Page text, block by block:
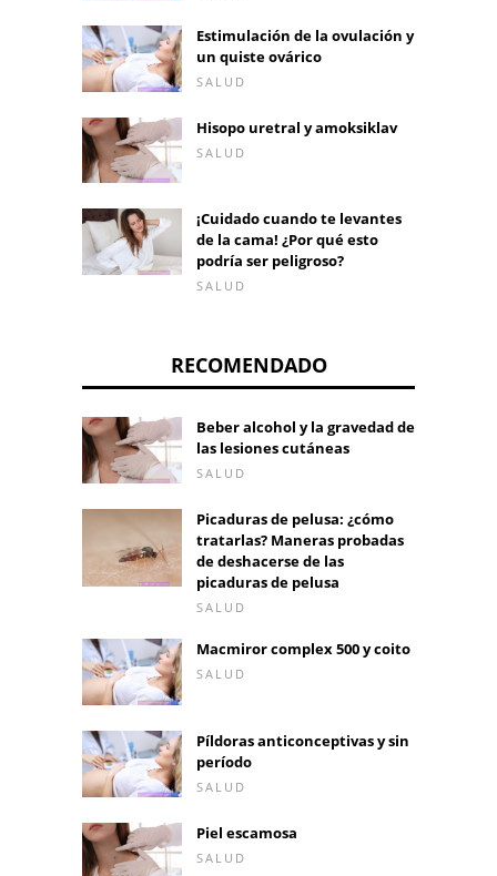
Estimulación de la ovulación y
un quiste ovárico
SALUD
Hisopo uretral y amoksiklav
SALUD
¡Cuidado cuando te levantes
de la cama! ¿Por qué esto
podría ser peligroso?
SALUD
RECOMENDADO
Beber alcohol y la gravedad de
las lesiones cutáneas
SALUD
Picaduras de pelusa: ¿cómo
tratarlas? Maneras probadas
de deshacerse de las
picaduras de pelusa
SALUD
Macmiror complex 500 y coito
SALUD
Píldoras anticonceptivas y sin
período
SALUD
Piel escamosa
SALUD